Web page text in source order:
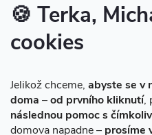
🍪 Terka,
cookies
Jelikož chceme, abyste se v
doma –od prvního kliknutí,
následnou pomoc s čímkoliv
domova napadne – prosíme
Instagram